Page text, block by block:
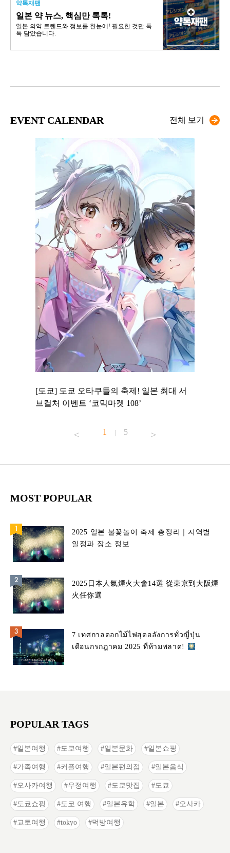
약톡재팬
일본 약 뉴스, 핵심만 톡톡!
일본 의약 트렌드와 정보를 한눈에! 필요한 것만 톡
톡 담았습니다.
EVENT CALENDAR 전체 보기
[도쿄] 도쿄 오타쿠들의 축제! 일본 최대 서
브컬처 이벤트 ‘코믹마켓 108’
1 | 5
MOST POPULAR
2025 일본 불꽃놀이 축제 총정리｜지역별
일정과 장소 정보
2025日本人氣煙火大會14選 從東京到大阪煙
火任你選
7 เทศกาลดอกไม้ไฟสุดอลังการทั่วญี่ปุ่น
เดือนกรกฎาคม 2025 ที่ห้ามพลาด!
POPULAR TAGS
일본여행 도쿄여행 일본문화 일본쇼핑
가족여행 커플여행 일본편의점 일본음식
오사카여행 우정여행 도쿄맛집 도쿄
도쿄쇼핑 도쿄 여행 일본유학 일본 오사카
교토여행 tokyo 먹방여행